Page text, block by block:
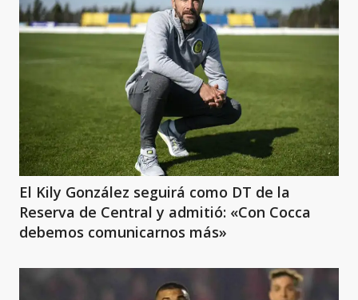
El Kily González seguirá como DT de la
Reserva de Central y admitió: «Con Cocca
debemos comunicarnos más»